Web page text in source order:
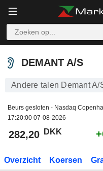
DEMANT A/S
DEMANT A/S
Andere talen Demant A/
Beurs gesloten - Nasdaq
17:20:00 07-08-2026
282,20 DKK
Overzicht Koersen